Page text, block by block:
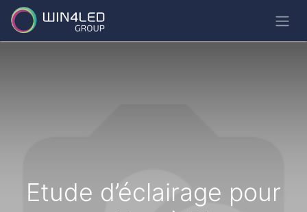
Etude d’éclairage pour